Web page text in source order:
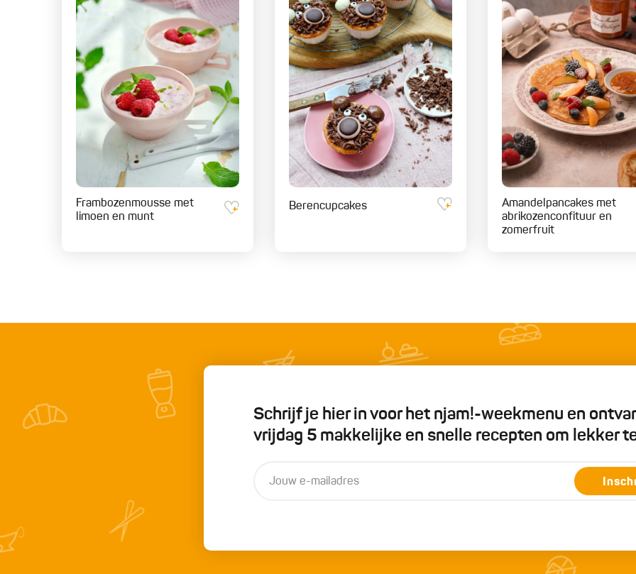
Frambozenmousse met
limoen en munt
Berencupcakes
Amandelpancakes met
abrikozenconfituur en
zomerfruit
Schrijf je hier in voor het njam!-weekmenu en
vrijdag 5 makkelijke en snelle recepten om lekker